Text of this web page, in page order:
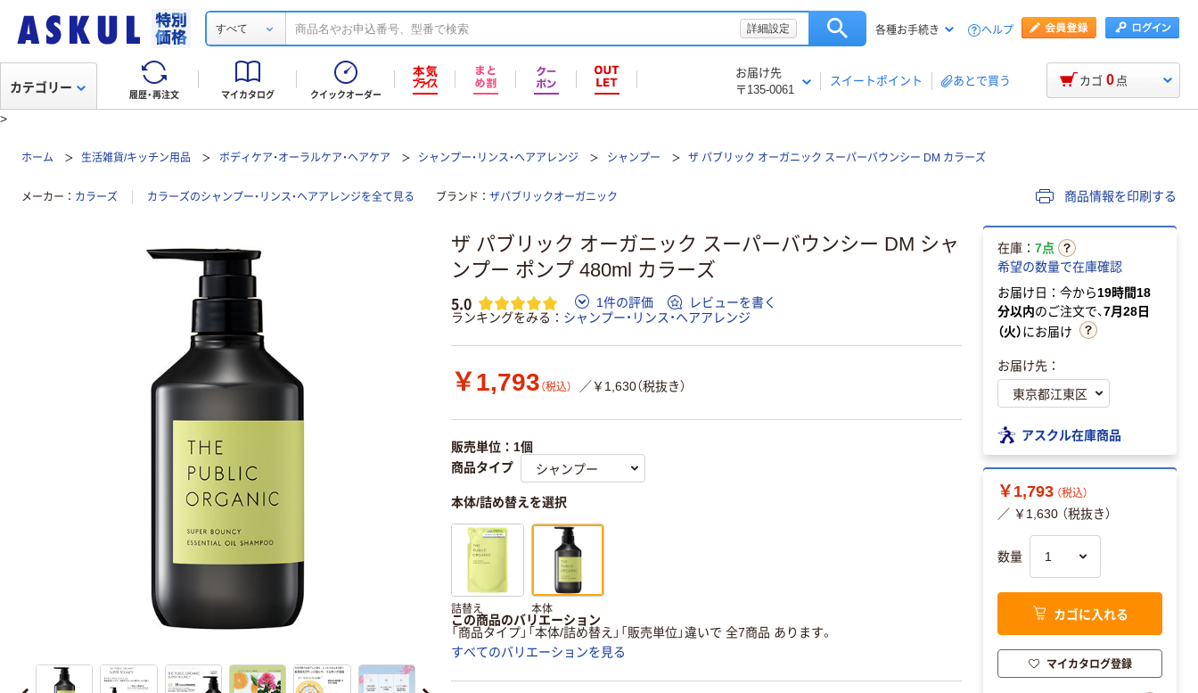
すべて 詳細設定 各種お手続き ヘルプ
履歴・再注文 マイカタログ クイックオーダー
お届け先
〒135-0061
スイートポイント あとで買う
カテゴリー カゴ 0 点
>
ホーム 生活雑貨/キッチン用品 ボディケア・オーラルケア・ヘアケア シャンプー・リンス・ヘアアレンジ シャンプー ザ パブリック オーガニック スーパーバウンシー DM カラーズ
メーカー カラーズ カラーズのシャンプー・リンス・ヘアアレンジを全て見る ブランド ザパブリックオーガニック 商品情報を印刷する
ザ パブリック オーガニック スーパーバウンシー DM シャ
ンプー ポンプ 480ml カラーズ
5.0 1件の評価
レビューを書く
ランキングをみる
シャンプー・リンス・ヘアアレンジ
￥1,793 （税込） ／￥1,630（税抜き）
販売単位：1個
商品タイプ
本体/詰め替えを選択
詰替え 本体
この商品のバリエーション
「商品タイプ」「本体/詰め替え」「販売単位」違いで 全7商品 あります。
すべてのバリエーションを見る
在庫： 7点
希望の数量で在庫確認
お届け日：今から19時間18
分以内のご注文で、7月28日
（火）にお届け
お届け先：
アスクル在庫商品
￥1,793 （税込）
／ ￥1,630 （税抜き）
数量
カゴに入れる
マイカタログ登録